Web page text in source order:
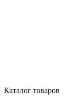
Каталог товаров